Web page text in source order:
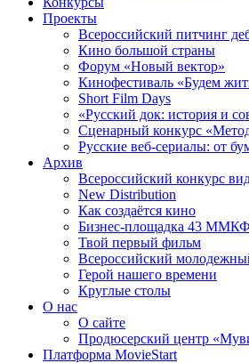
Проекты
Всероссийский питчинг
Кино большой страны
Форум «Новый вектор»
Кинофестиваль «Будем
Short Film Days
«Русский док: история и
Сценарный конкурс
Русские веб-сериалы: от
Архив
Всероссийский конкурс
New Distribution
Как создаётся кино
Бизнес-площадка 43 ММКФ
Твой первый фильм
Всероссийский
Герой нашего времени
Круглые столы
О нас
О сайте
Продюсерский центр
Платформа MovieStart